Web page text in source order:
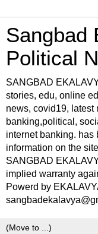
Sangbad
Political
SANGBAD
stories, edu, online
news, covid19,
banking,political,
internet banking. has
information on the
SANGBAD
implied warranty
Powerd by